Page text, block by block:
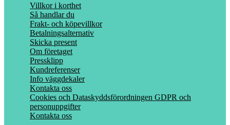
Villkor i korthet
Så handlar du
Frakt- och köpevillkor
Betalningsalternativ
Skicka present
Om företaget
Pressklipp
Kundreferenser
Info väggdekaler
Kontakta oss
Cookies och Dataskyddsförordningen GDPR och
personuppgifter
Kontakta oss